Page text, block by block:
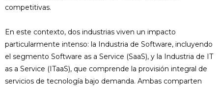
competitivas.
En este contexto, dos industrias viven un impacto
particularmente intenso: la Industria de Software, incluyendo
el segmento Software as a Service (SaaS), y la Industria de IT
as a Service (ITaaS), que comprende la provisión integral de
servicios de tecnología bajo demanda. Ambas comparten